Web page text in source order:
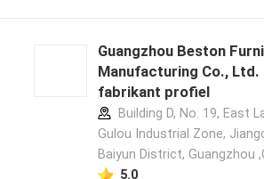
Guangzhou Beston
Manufacturing Co., Ltd.
fabrikant profiel
Building D, No. 19, East
Gulou Industrial Zone,
Baiyun District, Guangzhou
5.0